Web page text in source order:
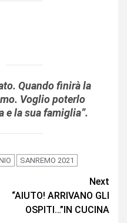
Quando finirà la
Voglio poterlo
e la sua famiglia”.
SANREMO 2021
Next
“AIUTO! ARRIVANO GLI
OSPITI…”IN CUCINA